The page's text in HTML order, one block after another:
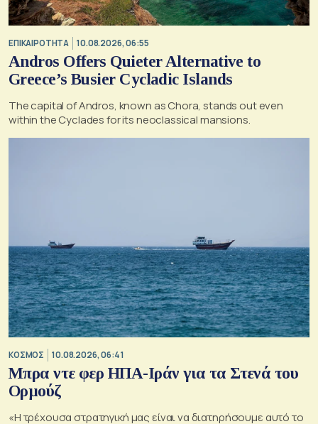
ΕΠΙΚΑΙΡΟΤΗΤΑ 10.08.2026, 06:55
Andros Offers Quieter Alternative to
Greece’s Busier Cycladic Islands
The capital of Andros, known as Chora, stands out even
within the Cyclades for its neoclassical mansions.
ΚΟΣΜΟΣ 10.08.2026, 06:41
Μπρα ντε φερ ΗΠΑ-Ιράν για τα Στενά του
Ορμούζ
«Η τρέχουσα στρατηγική μας είναι να διατηρήσουμε αυτό το